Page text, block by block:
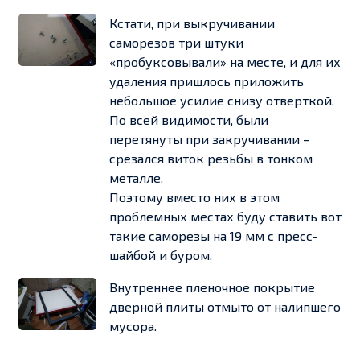
Кстати, при выкручивании
саморезов три штуки
«пробуксовывали» на месте, и для их
удаления пришлось приложить
небольшое усилие снизу отверткой.
По всей видимости, были
перетянуты при закручивании –
срезался виток резьбы в тонком
металле.
Поэтому вместо них в этом
проблемных местах буду ставить вот
такие саморезы на 19 мм с пресс-
шайбой и буром.
Внутреннее пленочное покрытие
дверной плиты отмыто от налипшего
мусора.